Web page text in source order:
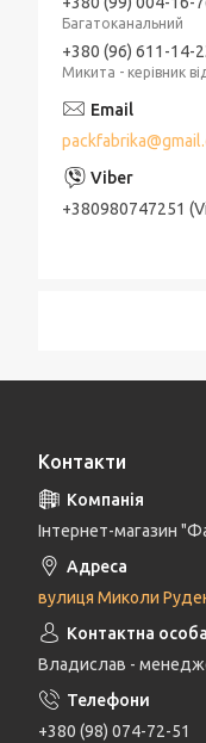
Багатоканальний
+380 (96) 611-14-
Микита - керівник
+380980747251
Контакти
Інтернет-магазин
вулиця Миколи
Владислав -
+380 (98) 074-72-51